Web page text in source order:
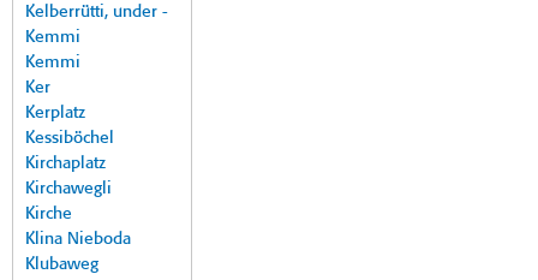
Kelberrütti, under -
Kemmi
Kemmi
Ker
Kerplatz
Kessiböchel
Kirchaplatz
Kirchawegli
Kirche
Klina Nieboda
Klubaweg